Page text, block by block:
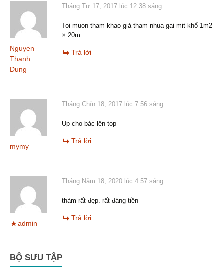
Nguyen
Thanh
Dung
Tháng Tư 17, 2017 lúc 12:38 sáng
Toi muon tham khao giá tham nhua gai mit khổ 1m2
× 20m
Trả lời
mymy
Tháng Chín 18, 2017 lúc 7:56 sáng
Up cho bác lên top
Trả lời
admin
Tháng Năm 18, 2020 lúc 4:57 sáng
thảm rất đẹp. rất đáng tiền
Trả lời
BỘ SƯU TẬP